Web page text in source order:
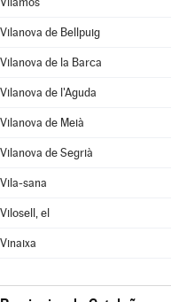
Vilanova de Bellpuig
Vilanova de la Barca
Vilanova de l'Aguda
Vilanova de Meià
Vilanova de Segrià
Vila-sana
Vilosell, el
Vinaixa